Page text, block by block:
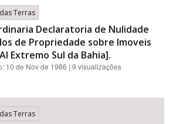
Terras
Declaratoria de Nulidade
de Propriedade sobre Imoveis
Extremo Sul da Bahia].
10 de Nov de 1986 | 9 visualizações
Terras